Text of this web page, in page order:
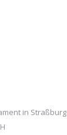
in Straßburg